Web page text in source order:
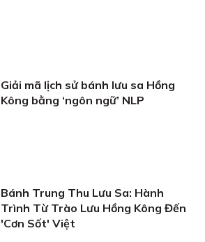
Giải mã lịch sử bánh lưu sa Hồng
Kông bằng ‘ngôn ngữ’ NLP
Bánh Trung Thu Lưu Sa: Hành
Trình Từ Trào Lưu Hồng Kông Đến
'Cơn Sốt' Việt